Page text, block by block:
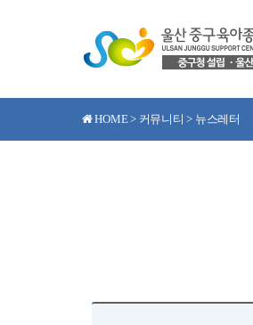
HOME > 커뮤니티 > 뉴스레터